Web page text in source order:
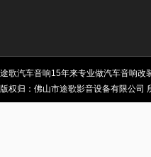
途歌汽车音响15年来专业做汽车音响改
版权归：佛山市途歌影音设备有限公司